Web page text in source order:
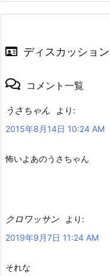
ディスカッション
コメント一覧
うさちゃん
より:
2015年8月14日 10:24 AM
怖いよあのうさちゃん
クロワッサン
より:
2019年9月7日 11:24 AM
それな